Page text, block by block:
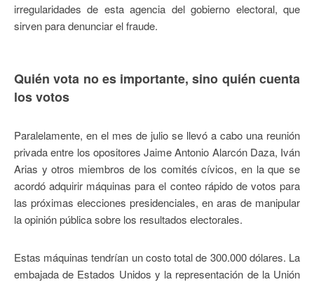
irregularidades de esta agencia del gobierno electoral, que
sirven para denunciar el fraude.
Quién vota no es importante, sino quién cuenta
los votos
Paralelamente, en el mes de julio se llevó a cabo una reunión
privada entre los opositores Jaime Antonio Alarcón Daza, Iván
Arias y otros miembros de los comités cívicos, en la que se
acordó adquirir máquinas para el conteo rápido de votos para
las próximas elecciones presidenciales, en aras de manipular
la opinión pública sobre los resultados electorales.
Estas máquinas tendrían un costo total de 300.000 dólares. La
embajada de Estados Unidos y la representación de la Unión